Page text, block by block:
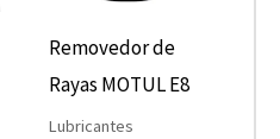
Removedor de
Rayas MOTUL E8
Lubricantes